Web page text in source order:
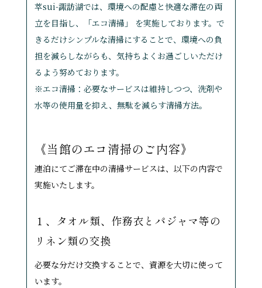
萃sui-諏訪湖では、環境への配慮と快適な滞在の両
立を目指し、「エコ清掃」 を実施しております。で
きるだけシンプルな清掃にすることで、環境への負
担を減らしながらも、気持ちよくお過ごしいただけ
るよう努めております。
※エコ清掃：必要なサービスは維持しつつ、洗剤や
水等の使用量を抑え、無駄を減らす清掃方法。
《当館のエコ清掃のご内容》
連泊にてご滞在中の清掃サービスは、以下の内容で
実施いたします。
１、タオル類、作務衣とパジャマ等の
リネン類の交換
必要な分だけ交換することで、資源を大切に使って
います。